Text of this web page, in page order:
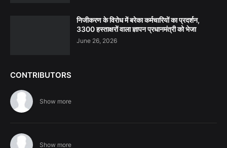
निजीकरण के विरोध में बरेका कर्मचारियों का प्रदर्शन,
3300 हस्ताक्षरों वाला ज्ञापन प्रधानमंत्री को भेजा
June 26, 2026
CONTRIBUTORS
Show more
Show more